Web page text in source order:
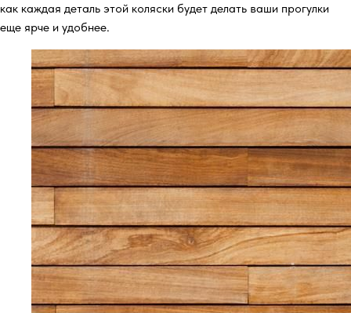
как каждая деталь этой коляски будет делать ваши прогулки
еще ярче и удобнее.